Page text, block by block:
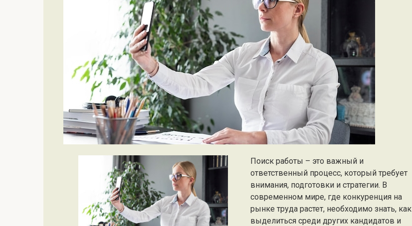
Поиск работы – это важный и
ответственный процесс, который требует
внимания, подготовки и стратегии. В
современном мире, где конкуренция на
рынке труда растет, необходимо знать, как
выделиться среди других кандидатов и